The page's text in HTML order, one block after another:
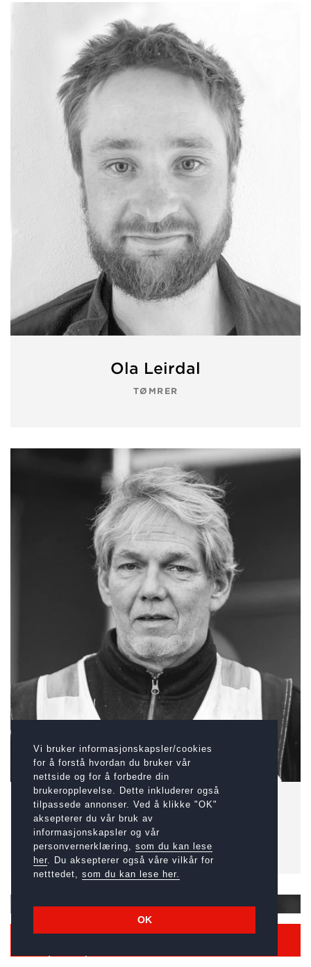
Vi bruker informasjonskapsler/cookies
for å forstå hvordan du bruker vår
nettside og for å forbedre din
brukeropplevelse. Dette inkluderer også
tilpassede annonser. Ved å klikke "OK"
aksepterer du vår bruk av
informasjonskapsler og vår
personvernerklæring, som du kan lese
her . Du aksepterer også våre vilkår for
netttedet, som du kan lese her.
OK
Ola Leirdal
TØMRER
Per Egil Nygård
TØMRER